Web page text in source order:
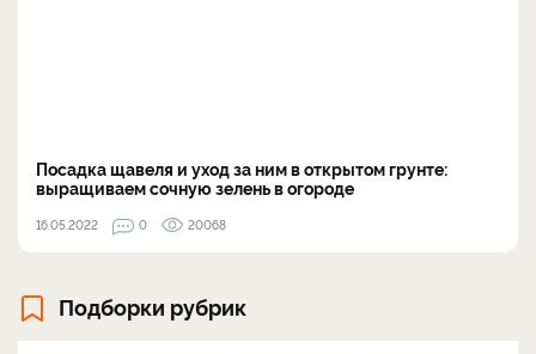
Посадка щавеля и уход за ним в открытом грунте:
выращиваем сочную зелень в огороде
16.05.2022 0 20068
Подборки рубрик